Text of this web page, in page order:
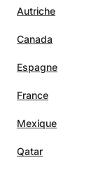
Autriche
Canada
Espagne
France
Mexique
Qatar